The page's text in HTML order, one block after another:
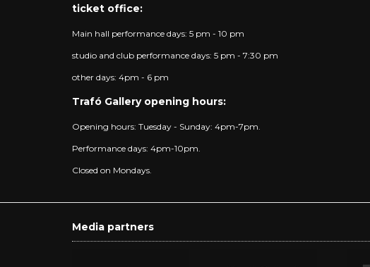
ticket office:
Main hall performance days: 5 pm - 10 pm
studio and club performance days: 5 pm - 7:30 pm
other days: 4pm - 6 pm
Trafó Gallery opening hours:
Opening hours: Tuesday - Sunday: 4pm-7pm.
Performance days: 4pm-10pm.
Closed on Mondays.
Media partners